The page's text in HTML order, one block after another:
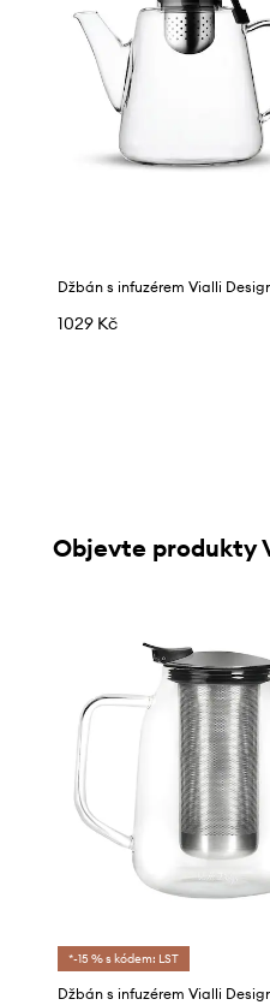
Džbán s infuzérem Vialli
1029 Kč
Objevte produkty
*-15 % s kódem: LST